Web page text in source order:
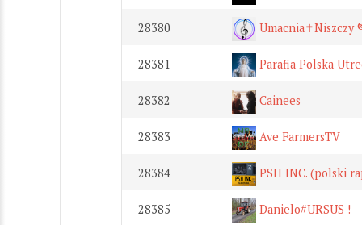
28380 Umacnia✝Niszczy
28381 Parafia Polska
28382 Cainees
28383 Ave FarmersTV
28384 PSH INC. (polski
28385 Danielo#URSUS !